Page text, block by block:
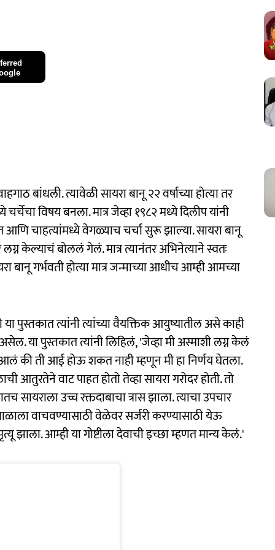
बांधली. त्यावेळी सायरा बानू २२ वर्षाच्या होत्या तर
चर्चेचा विषय बनला. मात्र जेव्हा १९८२ मध्ये दिलीप यांनी
आणि चाहत्यांमध्ये वेगळ्याच चर्चा सुरू झाल्या. सायरा बानू
केल्याचं बोललं गेलं. मात्र त्यानंतर अभिनेत्याने स्वतः
बानू गर्भवती होत्या मात्र जन्माच्या आधीच आम्ही आमच्या
पुस्तकात त्यांनी त्यांच्या वैयक्तिक आयुष्यातील असे काही
या पुस्तकात त्यांनी लिहिलं, 'जेव्हा मी अस्माशी लग्न केलं
की ती आई होऊ शकत नाही म्हणून मी हा निर्णय घेतला.
आतुरतेने वाट पाहत होतो तेव्हा सायरा गरोदर होती. तो
सायराला उच्च रक्तदाबाचा त्रास झाला. त्याचा उपचार
वाचवण्यासाठी वेळेवर सर्जरी करण्यासाठी येऊ
झाला. आम्ही या गोष्टीला देवाची इच्छा म्हणत मान्य केलं.'